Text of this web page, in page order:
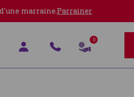
marraine.Parrainer
0